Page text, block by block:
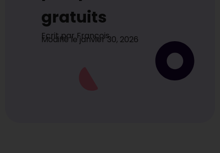
gratuits
Ecrit parFrancois
Modifié le janvier 30, 2026